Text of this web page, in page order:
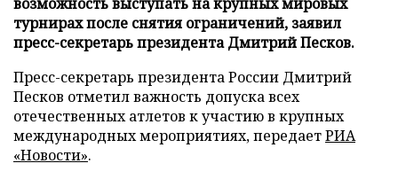
турнирах после снятия ограничений, заявил
пресс-секретарь президента Дмитрий Песков.
Пресс-секретарь президента России Дмитрий
Песков отметил важность допуска всех
отечественных атлетов к участию в крупных
международных мероприятиях, передаетРИА
«Новости».